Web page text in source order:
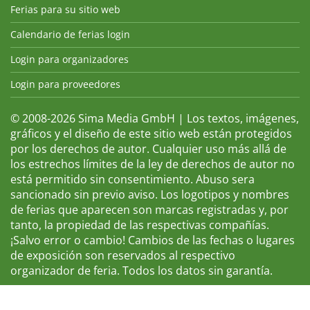
Ferias para su sitio web
Calendario de ferias login
Login para organizadores
Login para proveedores
© 2008-2026 Sima Media GmbH | Los textos, imágenes,
gráficos y el diseño de este sitio web están protegidos
por los derechos de autor. Cualquier uso más allá de
los estrechos límites de la ley de derechos de autor no
está permitido sin consentimiento. Abuso sera
sancionado sin previo aviso. Los logotipos y nombres
de ferias que aparecen son marcas registradas y, por
tanto, la propiedad de las respectivas compañías.
¡Salvo error o cambio! Cambios de las fechas o lugares
de exposición son reservados al respectivo
organizador de feria. Todos los datos sin garantía.